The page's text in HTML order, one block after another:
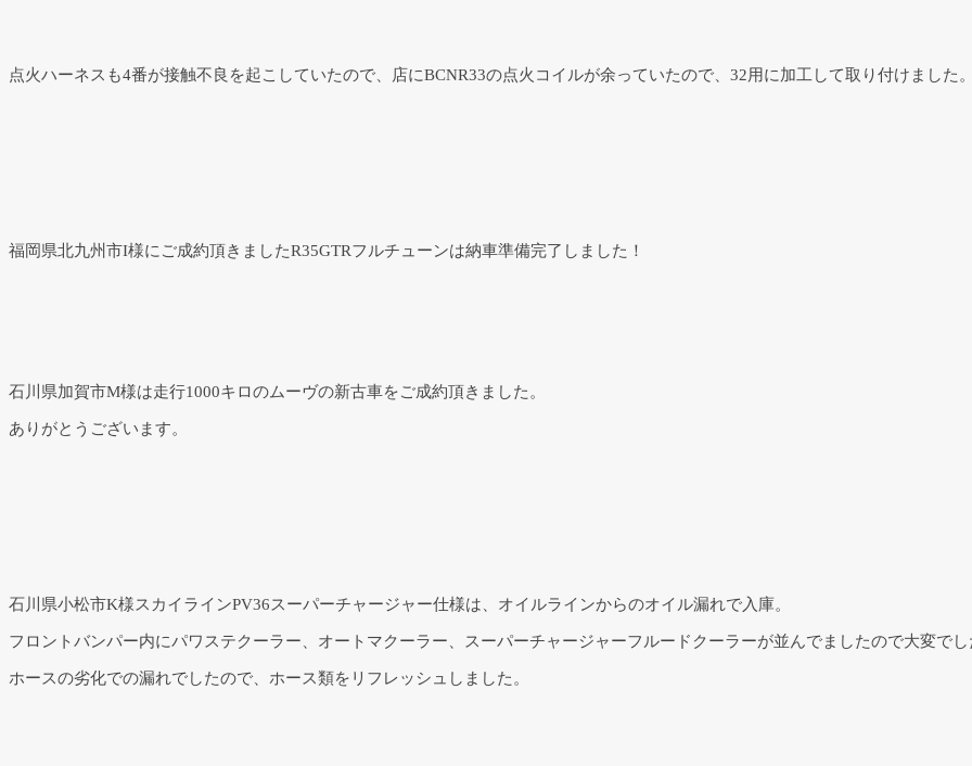
点火ハーネスも4番が接触不良を起こしていたので、店にBCNR33の点火コイルが余っていたので、32用に加工して取り付けました
福岡県北九州市I様にご成約頂きましたR35GTRフルチューンは納車準備完了しました！
石川県加賀市M様は走行1000キロのムーヴの新古車をご成約頂きました。
ありがとうございます。
石川県小松市K様スカイラインPV36スーパーチャージャー仕様は、オイルラインからのオイル漏れで入庫。
フロントバンパー内にパワステクーラー、オートマクーラー、スーパーチャージャーフルードクーラーが並んでましたので大変でし
ホースの劣化での漏れでしたので、ホース類をリフレッシュしました。